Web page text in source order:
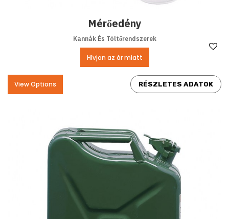
Mérőedény
Kannák És Töltőrendszerek
Hívjon az ár miatt
RÉSZLETES ADATOK
View Options